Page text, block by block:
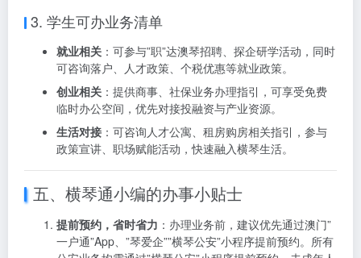
3. 学生可办业务清单
就业相关 ：可参与”职”达澳琴招聘、探企研学活动，同时
可咨询落户、人才政策、个税优惠等就业政策。
创业相关 ：提供商事、社保业务办理指引，可享受免费
临时办公空间，优先对接投融资与产业资源。
生活对接 ：可咨询人才公寓、租房购房相关指引，参与
政策宣讲、职场赋能活动，快速融入横琴生活。
五、横琴通小编的办事小贴士
提前预约，省时省力 ：办理业务前，建议优先通过澳门”
一户通”App、”琴爱企””横琴公安”小程序提前预约。所有